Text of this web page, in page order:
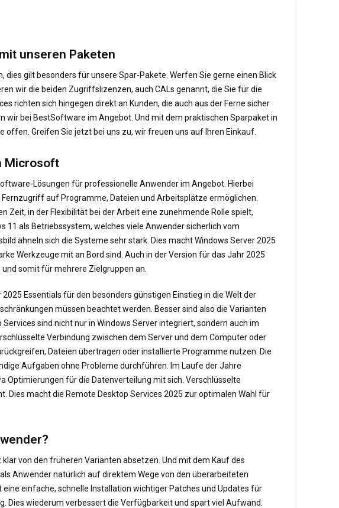
unseren Paketen
gilt besonders für unsere Spar-Pakete. Werfen Sie gerne einen Blick
wir die beiden Zugriffslizenzen, auch CALs genannt, die Sie für die
richten sich hingegen direkt an Kunden, die auch aus der Ferne sicher
bei BestSoftware im Angebot. Und mit dem praktischen Sparpaket in
offen. Greifen Sie jetzt bei uns zu, wir freuen uns auf Ihren Einkauf.
Microsoft
Lösungen für professionelle Anwender im Angebot. Hierbei
auf Programme, Dateien und Arbeitsplätze ermöglichen.
Zeit, in der Flexibilität bei der Arbeit eine zunehmende Rolle spielt,
als Betriebssystem, welches viele Anwender sicherlich vom
ähneln sich die Systeme sehr stark. Dies macht Windows Server 2025
Werkzeuge mit an Bord sind. Auch in der Version für das Jahr 2025
somit für mehrere Zielgruppen an.
Essentials für den besonders günstigen Einstieg in die Welt der
müssen beachtet werden. Besser sind also die Varianten
sind nicht nur in Windows Server integriert, sondern auch im
Verbindung zwischen dem Server und dem Computer oder
Dateien übertragen oder installierte Programme nutzen. Die
Aufgaben ohne Probleme durchführen. Im Laufe der Jahre
Optimierungen für die Datenverteilung mit sich. Verschlüsselte
Dies macht die Remote Desktop Services 2025 zur optimalen Wahl für
von den früheren Varianten absetzen. Und mit dem Kauf des
Anwender natürlich auf direktem Wege von den überarbeiteten
einfache, schnelle Installation wichtiger Patches und Updates für
wiederum verbessert die Verfügbarkeit und spart viel Aufwand.